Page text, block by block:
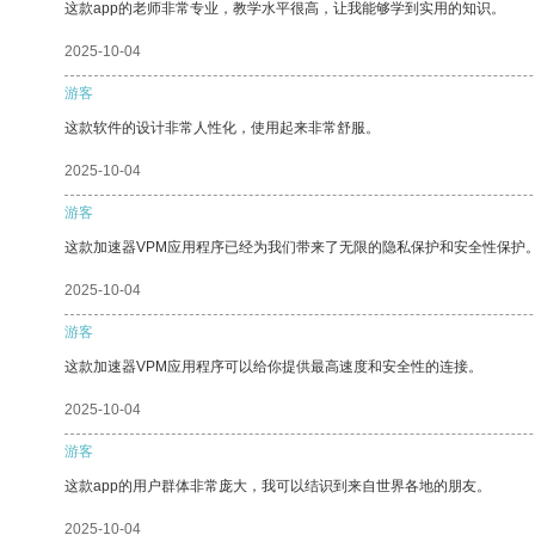
这款app的老师非常专业，教学水平很高，让我能够学到实用的知识。
2025-10-04
游客
这款软件的设计非常人性化，使用起来非常舒服。
2025-10-04
游客
这款加速器VPM应用程序已经为我们带来了无限的隐私保护和安全性保护
2025-10-04
游客
这款加速器VPM应用程序可以给你提供最高速度和安全性的连接。
2025-10-04
游客
这款app的用户群体非常庞大，我可以结识到来自世界各地的朋友。
2025-10-04